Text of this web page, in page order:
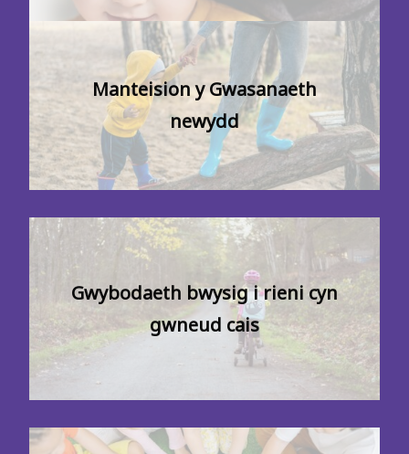
Manteision y Gwasanaeth
newydd
Gwybodaeth bwysig i rieni cyn
gwneud cais